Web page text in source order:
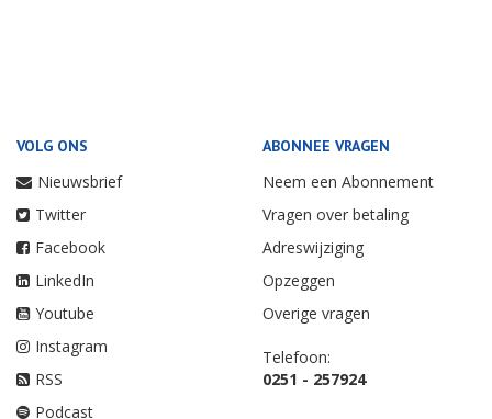
VOLG ONS
Nieuwsbrief
Twitter
Facebook
LinkedIn
Youtube
Instagram
RSS
Podcast
ABONNEE VRAGEN
Neem een Abonnement
Vragen over betaling
Adreswijziging
Opzeggen
Overige vragen
Telefoon:
0251 - 257924